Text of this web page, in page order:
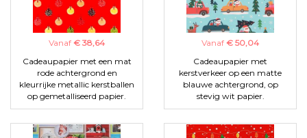
Vanaf € 38,64
Cadeaupapier met een mat
rode achtergrond en
kleurrijke metallic kerstballen
op gemetalliseerd papier.
Vanaf € 50,04
Cadeaupapier met
kerstverkeer op een matte
blauwe achtergrond, op
stevig wit papier.